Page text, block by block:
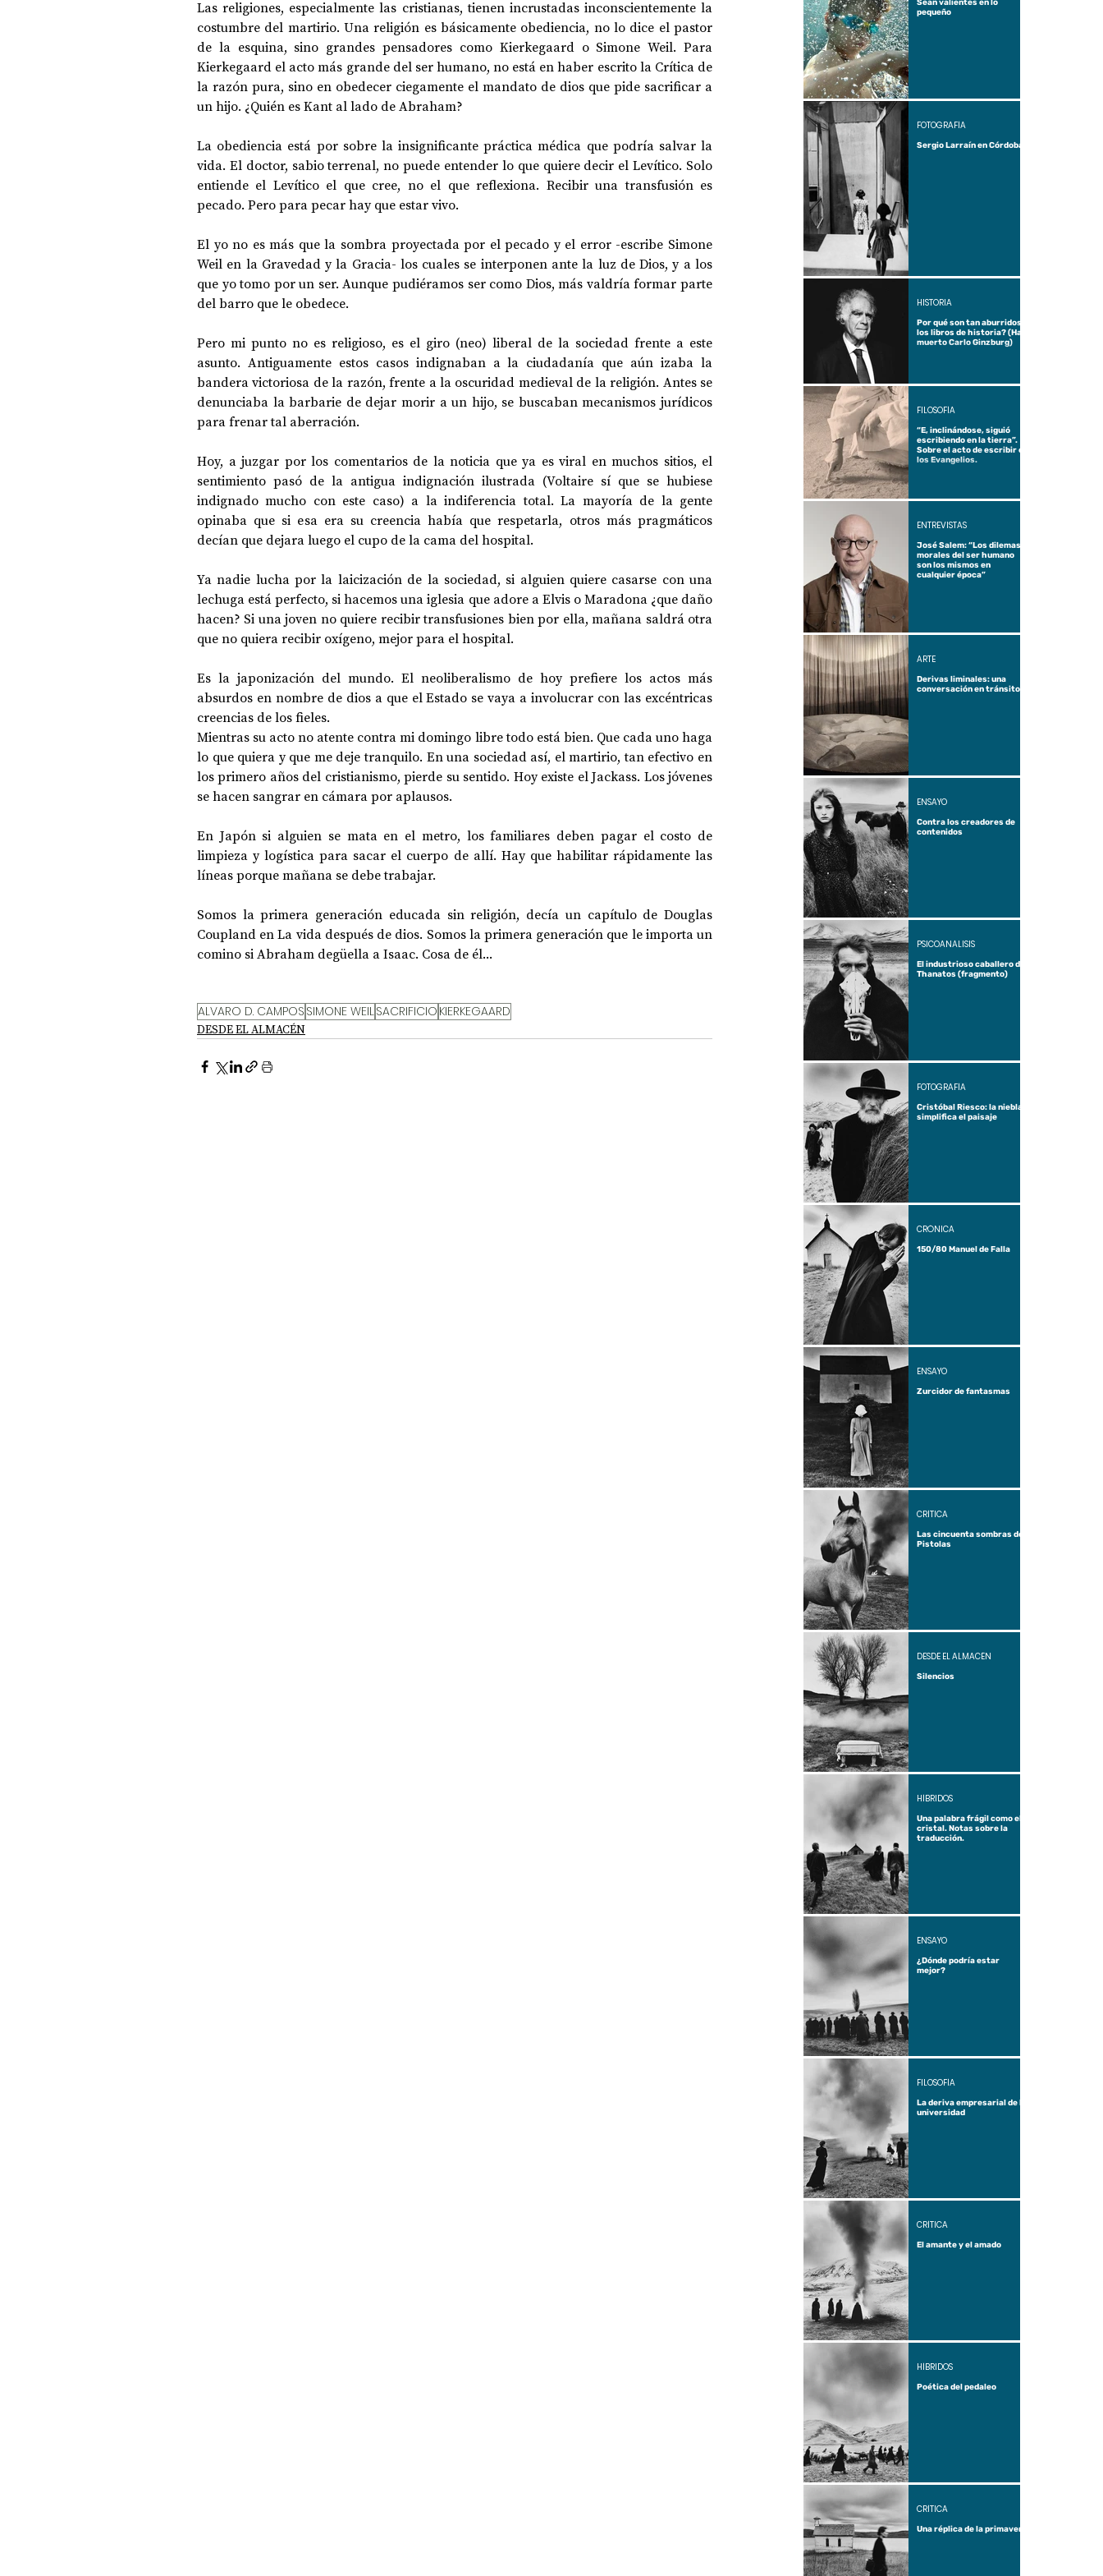
DOSSIER NOCHE DE LAS IDEAS ANTROPOLOGÍA 50 AÑOS DEL GOLPE
Las religiones, especialmente las cristianas, tienen incrustadas inconscientemente la
costumbre del martirio. Una religión es básicamente obediencia, no lo dice el pastor
de la esquina, sino grandes pensadores como Kierkegaard o Simone Weil. Para
Kierkegaard el acto más grande del ser humano, no está en haber escrito la Crítica de
la razón pura, sino en obedecer ciegamente el mandato de dios que pide sacrificar a
un hijo. ¿Quién es Kant al lado de Abraham?
La obediencia está por sobre la insignificante práctica médica que podría salvar la
vida. El doctor, sabio terrenal, no puede entender lo que quiere decir el Levítico. Solo
entiende el Levítico el que cree, no el que reflexiona. Recibir una transfusión es
pecado. Pero para pecar hay que estar vivo.
El yo no es más que la sombra proyectada por el pecado y el error -escribe Simone
Weil en la Gravedad y la Gracia- los cuales se interponen ante la luz de Dios, y a los
que yo tomo por un ser. Aunque pudiéramos ser como Dios, más valdría formar parte
del barro que le obedece.
Pero mi punto no es religioso, es el giro (neo) liberal de la sociedad frente a este
asunto. Antiguamente estos casos indignaban a la ciudadanía que aún izaba la
bandera victoriosa de la razón, frente a la oscuridad medieval de la religión. Antes se
denunciaba la barbarie de dejar morir a un hijo, se buscaban mecanismos jurídicos
para frenar tal aberración.
Hoy, a juzgar por los comentarios de la noticia que ya es viral en muchos sitios, el
sentimiento pasó de la antigua indignación ilustrada (Voltaire sí que se hubiese
indignado mucho con este caso) a la indiferencia total. La mayoría de la gente
opinaba que si esa era su creencia había que respetarla, otros más pragmáticos
decían que dejara luego el cupo de la cama del hospital.
Ya nadie lucha por la laicización de la sociedad, si alguien quiere casarse con una
lechuga está perfecto, si hacemos una iglesia que adore a Elvis o Maradona ¿que daño
hacen? Si una joven no quiere recibir transfusiones bien por ella, mañana saldrá otra
que no quiera recibir oxígeno, mejor para el hospital.
Es la japonización del mundo. El neoliberalismo de hoy prefiere los actos más
absurdos en nombre de dios a que el Estado se vaya a involucrar con las excéntricas
creencias de los fieles.
Mientras su acto no atente contra mi domingo libre todo está bien. Que cada uno haga
lo que quiera y que me deje tranquilo. En una sociedad así, el martirio, tan efectivo en
los primero años del cristianismo, pierde su sentido. Hoy existe el Jackass. Los jóvenes
se hacen sangrar en cámara por aplausos.
En Japón si alguien se mata en el metro, los familiares deben pagar el costo de
limpieza y logística para sacar el cuerpo de allí. Hay que habilitar rápidamente las
líneas porque mañana se debe trabajar.
Somos la primera generación educada sin religión, decía un capítulo de Douglas
Coupland en La vida después de dios. Somos la primera generación que le importa un
comino si Abraham degüella a Isaac. Cosa de él...
ALVARO D. CAMPOS SIMONE WEILSACRIFICIO KIERKEGAARD
DESDE EL ALMACÉN
Sean valientes en lo
pequeño
Sergio Larraín en Córdoba
FOTOGRAFÍA
Por qué son tan aburridos
los libros de historia? (Ha
muerto Carlo Ginzburg)
HISTORIA
“E, inclinándose, siguió
escribiendo en la tierra”.
Sobre el acto de escribir en
los Evangelios.
FILOSOFÍA
José Salem: “Los dilemas
morales del ser humano
son los mismos en
cualquier época”
ENTREVISTAS
Derivas liminales: una
conversación en tránsito
ARTE
Contra los creadores de
contenidos
ENSAYO
El industrioso caballero de
Thanatos (fragmento)
PSICOANÁLISIS
Cristóbal Riesco: la niebla
simplifica el paisaje
FOTOGRAFÍA
150/80 Manuel de Falla
CRÓNICA
Zurcidor de fantasmas
ENSAYO
Las cincuenta sombras de
Pistolas
CRÍTICA
Silencios
DESDE EL ALMACÉN
Una palabra frágil como el
cristal. Notas sobre la
traducción.
HÍBRIDOS
¿Dónde podría estar
mejor?
ENSAYO
La deriva empresarial de la
universidad
FILOSOFÍA
El amante y el amado
CRÍTICA
Poética del pedaleo
HÍBRIDOS
Una réplica de la primavera
CRÍTICA